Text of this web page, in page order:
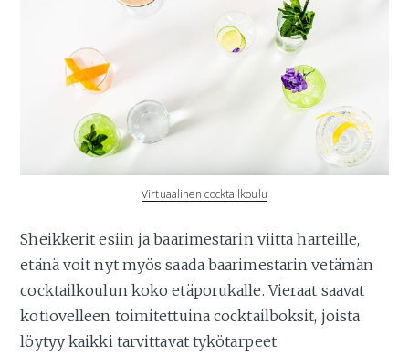
Virtuaalinen cocktailkoulu
Sheikkerit esiin ja baarimestarin viitta harteille,
etänä voit nyt myös saada baarimestarin vetämän
cocktailkoulun koko etäporukalle. Vieraat saavat
kotiovelleen toimitettuina cocktailboksit, joista
löytyy kaikki tarvittavat tykötarpeet